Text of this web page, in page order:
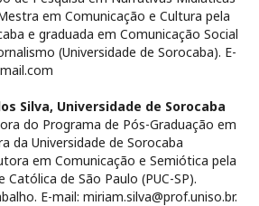
em Comunicação e Cultura pela
e graduada em Comunicação Social
(Universidade de Sorocaba). E-
Silva, Universidade de Sorocaba
do Programa de Pós-Graduação em
da Universidade de Sorocaba
em Comunicação e Semiótica pela
Católica de São Paulo (PUC-SP).
E-mail: miriam.silva@prof.uniso.br.